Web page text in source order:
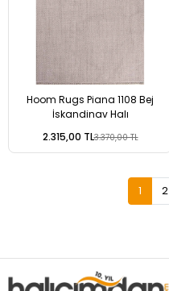
Hoom Rugs Piana 1108 Bej
İskandinav Halı
2.315,00 TL3.370,00 TL
1 2